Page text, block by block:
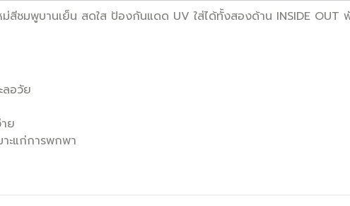
ชมพูบานเย็น สดใส ป้องกันแดด UV ใส่ได้ทั้งสองด้าน INSIDE OUT พั
ลอวัย
ย
าะแก่การพกพา